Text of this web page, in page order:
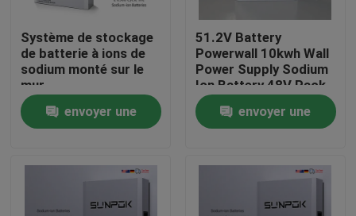
À la maison
Vidéos
Système de stockage
de batterie à ions de
sodium monté sur le
mur
envoyer une
51.2V Battery
Powerwall 10kwh Wall
Power Supply Sodium
Ion Battery 48V Pack
10 kw Sodium Ion
Battery 48Venvoyer une